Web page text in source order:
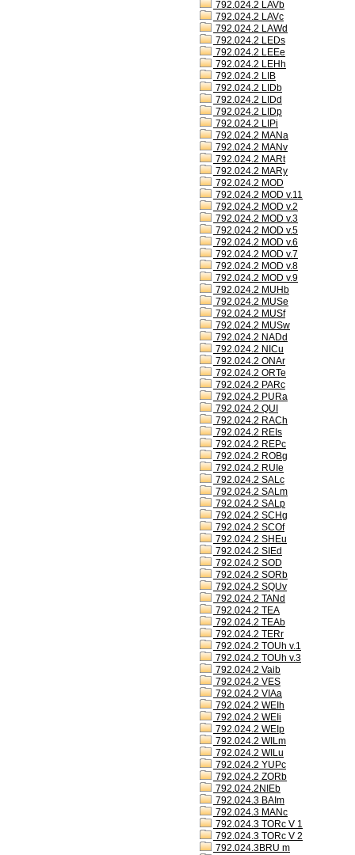
792.024.2 LAVb
792.024.2 LAVc
792.024.2 LAWd
792.024.2 LEDs
792.024.2 LEEe
792.024.2 LEHh
792.024.2 LIB
792.024.2 LIDb
792.024.2 LIDd
792.024.2 LIDp
792.024.2 LIPi
792.024.2 MANa
792.024.2 MANv
792.024.2 MARt
792.024.2 MARy
792.024.2 MOD
792.024.2 MOD v.11
792.024.2 MOD v.2
792.024.2 MOD v.3
792.024.2 MOD v.5
792.024.2 MOD v.6
792.024.2 MOD v.7
792.024.2 MOD v.8
792.024.2 MOD v.9
792.024.2 MUHb
792.024.2 MUSe
792.024.2 MUSf
792.024.2 MUSw
792.024.2 NADd
792.024.2 NICu
792.024.2 ONAr
792.024.2 ORTe
792.024.2 PARc
792.024.2 PURa
792.024.2 QUI
792.024.2 RACh
792.024.2 REIs
792.024.2 REPc
792.024.2 ROBg
792.024.2 RUIe
792.024.2 SALc
792.024.2 SALm
792.024.2 SALp
792.024.2 SCHg
792.024.2 SCOf
792.024.2 SHEu
792.024.2 SIEd
792.024.2 SOD
792.024.2 SORb
792.024.2 SQUv
792.024.2 TANd
792.024.2 TEA
792.024.2 TEAb
792.024.2 TERr
792.024.2 TOUh v.1
792.024.2 TOUh v.3
792.024.2 Vaib
792.024.2 VES
792.024.2 VIAa
792.024.2 WEIh
792.024.2 WEIi
792.024.2 WEIp
792.024.2 WILm
792.024.2 WILu
792.024.2 YUPc
792.024.2 ZORb
792.024.2NIEb
792.024.3 BAIm
792.024.3 MANc
792.024.3 TORc V 1
792.024.3 TORc V 2
792.024.3BRU m